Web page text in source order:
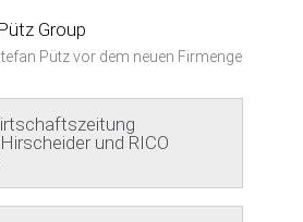
Pütz vor dem neuen Firmengebäude
und RICO